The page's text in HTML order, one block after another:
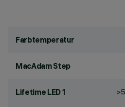
Farbtemperatur
MacAdam Step
Lifetime LED 1